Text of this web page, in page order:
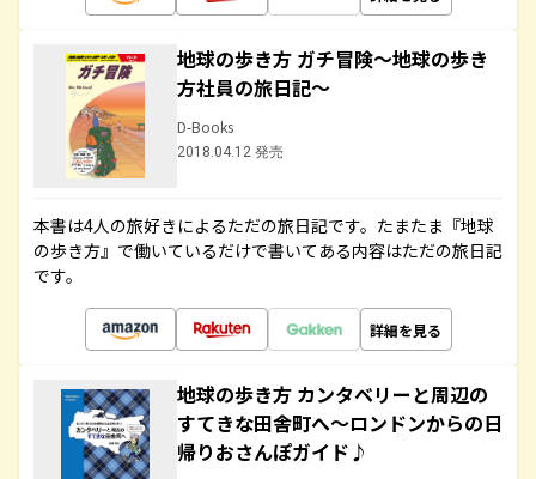
地球の歩き方 ガチ冒険～地球の歩き
方社員の旅日記～
D-Books
2018.04.12 発売
本書は4人の旅好きによるただの旅日記です。たまたま『地球
の歩き方』で働いているだけで書いてある内容はただの旅日記
です。
詳細を見る
地球の歩き方 カンタベリーと周辺の
すてきな田舎町へ～ロンドンからの日
帰りおさんぽガイド♪